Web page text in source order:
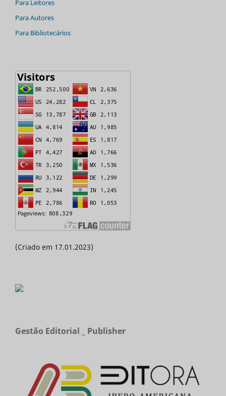
Para Leitores
Para Autores
Para Bibliotecários
(Criado em 17.01.2023)
Gestão Editorial _ Publisher